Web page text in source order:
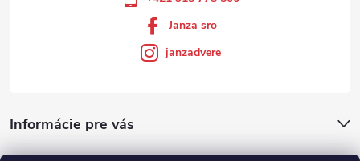
Informácie pre vás
Janza sro
janzadvere